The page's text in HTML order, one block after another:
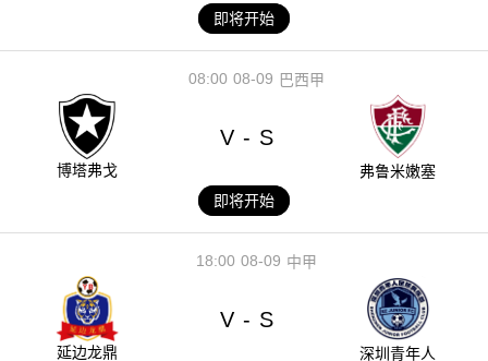
即将开始
08-09
08:00 巴西甲
博塔弗戈
V - S
弗鲁米嫩塞
即将开始
08-09
18:00 中甲
延边龙鼎
V - S
深圳青年人